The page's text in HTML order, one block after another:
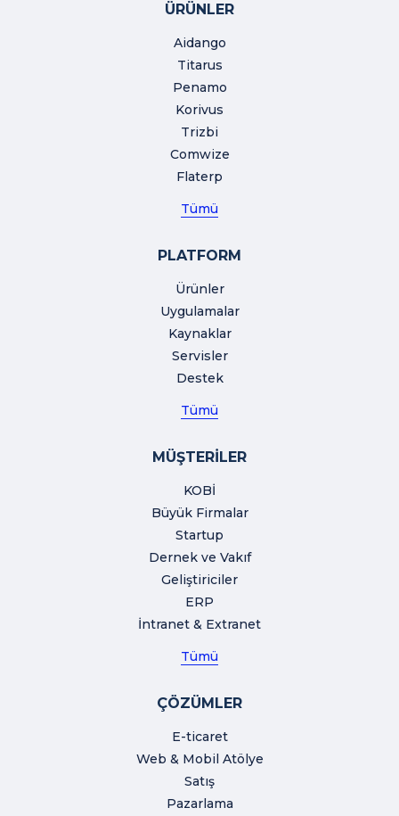
ÜRÜNLER
Aidango
Titarus
Penamo
Korivus
Trizbi
Comwize
Flaterp
Tümü
PLATFORM
Ürünler
Uygulamalar
Kaynaklar
Servisler
Destek
Tümü
MÜŞTERİLER
KOBİ
Büyük Firmalar
Startup
Dernek ve Vakıf
Geliştiriciler
ERP
İntranet & Extranet
Tümü
ÇÖZÜMLER
E-ticaret
Web & Mobil Atölye
Satış
Pazarlama